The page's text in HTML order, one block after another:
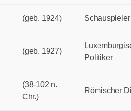
(geb. 1924) Schauspieler
(geb. 1927)
Politiker
(38-102 n.
Chr.)
Römischer